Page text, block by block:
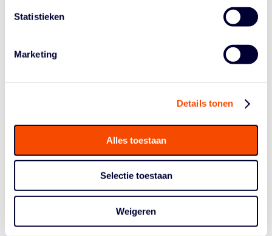
Statistieken
Marketing
Details tonen
Alles toestaan
Selectie toestaan
Weigeren
of the year
is Pierre-Antoine Gillet van Filou Oostende
Ga voor de volledige lijst met prijswinnaars naar